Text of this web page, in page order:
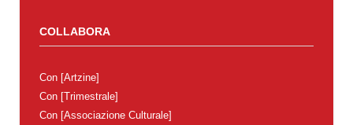
COLLABORA
Con [Artzine]
Con [Trimestrale]
Con [Associazione Culturale]